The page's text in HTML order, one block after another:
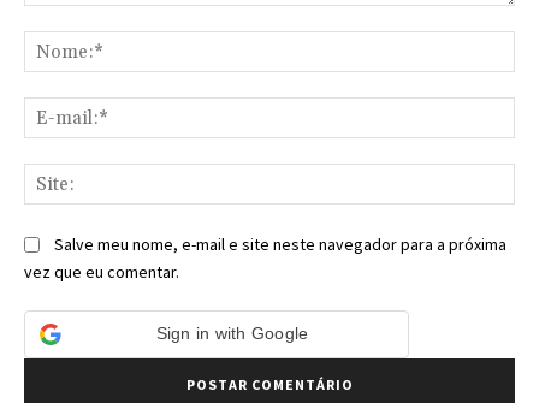
Salve meu nome, e-mail e site neste navegador para a próxima
vez que eu comentar.
Sign in with Google